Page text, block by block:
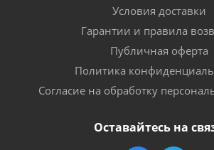
Условия доставки
Гарантии и правила
Публичная оферта
Политика
Согласие на обработку
Оставайтесь на